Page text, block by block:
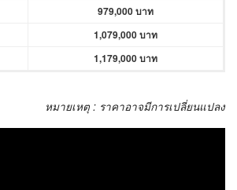
979,000 บาท
1,079,000 บาท
1,179,000 บาท
หมายเหตุ : ราคาอาจมีการเปลี่ยนแปลง